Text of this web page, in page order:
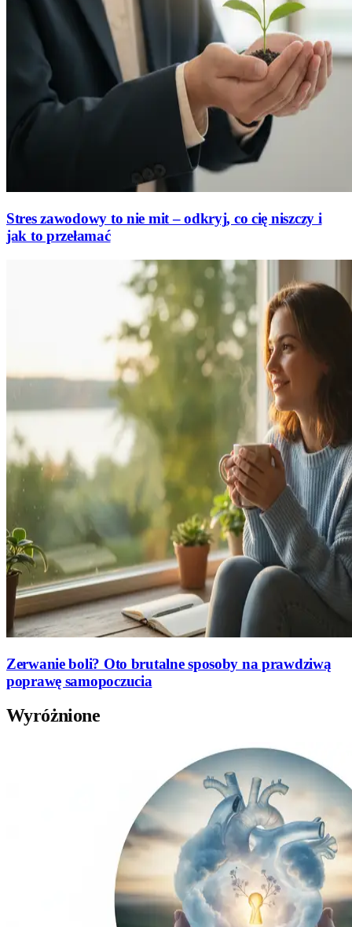
Stres zawodowy to nie mit – odkryj, co cię niszczy i
jak to przełamać
Zerwanie boli? Oto brutalne sposoby na prawdziwą
poprawę samopoczucia
Wyróżnione